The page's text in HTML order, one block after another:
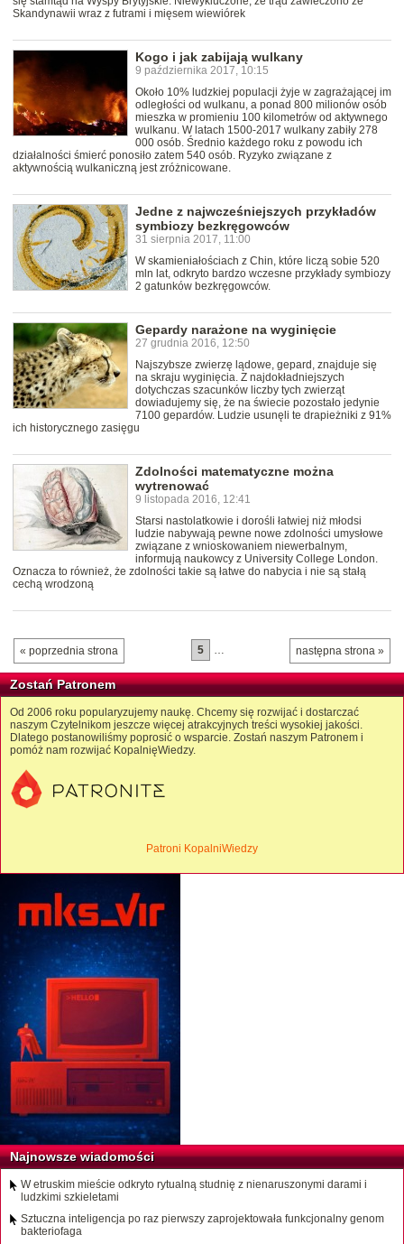
Skandynawii wraz z futrami i mięsem wiewiórek
Kogo i jak zabijają wulkany
9 października 2017, 10:15
Około 10% ludzkiej populacji żyje w zagrażającej im
odległości od wulkanu, a ponad 800 milionów osób
mieszka w promieniu 100 kilometrów od aktywnego
wulkanu. W latach 1500-2017 wulkany zabiły 278
000 osób. Średnio każdego roku z powodu ich
działalności śmierć ponosiło zatem 540 osób. Ryzyko związane z
aktywnością wulkaniczną jest zróżnicowane.
Jedne z najwcześniejszych przykładów
symbiozy bezkręgowców
31 sierpnia 2017, 11:00
W skamieniałościach z Chin, które liczą sobie 520
mln lat, odkryto bardzo wczesne przykłady symbiozy
2 gatunków bezkręgowców.
Gepardy narażone na wyginięcie
27 grudnia 2016, 12:50
Najszybsze zwierzę lądowe, gepard, znajduje się
na skraju wyginięcia. Z najdokładniejszych
dotychczas szacunków liczby tych zwierząt
dowiadujemy się, że na świecie pozostało jedynie
7100 gepardów. Ludzie usunęli te drapieżniki z 91%
ich historycznego zasięgu
Zdolności matematyczne można
wytrenować
9 listopada 2016, 12:41
Starsi nastolatkowie i dorośli łatwiej niż młodsi
ludzie nabywają pewne nowe zdolności umysłowe
związane z wnioskowaniem niewerbalnym,
informują naukowcy z University College London.
Oznacza to również, że zdolności takie są łatwe do nabycia i nie są stałą
cechą wrodzoną
« poprzednia strona następna strona »
5 …
Zostań Patronem
Od 2006 roku popularyzujemy naukę. Chcemy się rozwijać i dostarczać
naszym Czytelnikom jeszcze więcej atrakcyjnych treści wysokiej jakości.
Dlatego postanowiliśmy poprosić o wsparcie. Zostań naszym Patronem i
pomóż nam rozwijać KopalnięWiedzy.
Patroni KopalniWiedzy
Najnowsze wiadomości
W etruskim mieście odkryto rytualną studnię z nienaruszonymi darami i
ludzkimi szkieletami
Sztuczna inteligencja po raz pierwszy zaprojektowała funkcjonalny genom
bakteriofaga